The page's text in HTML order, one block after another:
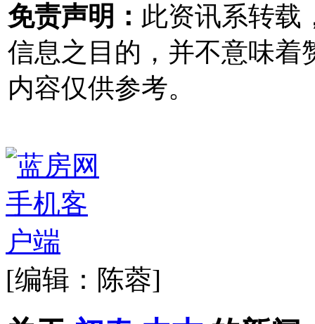
免责声明： 此资讯系转载
信息之目的，并不意味着
内容仅供参考。
[编辑：陈蓉]